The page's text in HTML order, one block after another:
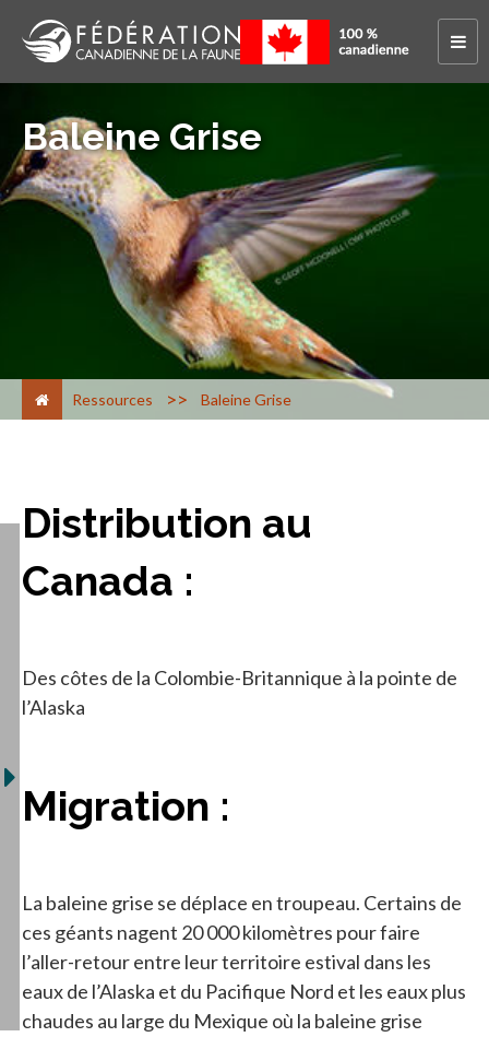
Baleine Grise
Ressources > Baleine Grise
Distribution au
Canada :
Des côtes de la Colombie-Britannique à la pointe de
l’Alaska
Migration :
La baleine grise se déplace en troupeau. Certains de
ces géants nagent 20 000 kilomètres pour faire
l’aller-retour entre leur territoire estival dans les
eaux de l’Alaska et du Pacifique Nord et les eaux plus
chaudes au large du Mexique où la baleine grise